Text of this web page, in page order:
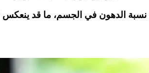
الدهون في الجسم، ما قد ينعكس